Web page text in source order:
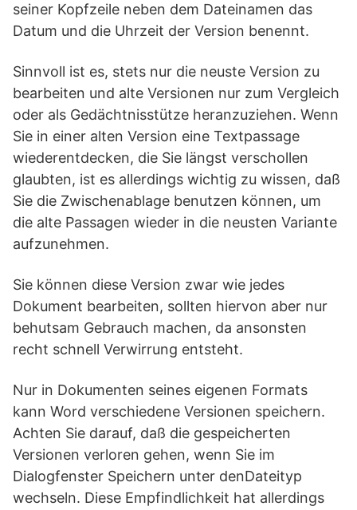
seiner Kopfzeile neben dem Dateinamen das
Datum und die Uhrzeit der Version benennt.
Sinnvoll ist es, stets nur die neuste Version zu
bearbeiten und alte Versionen nur zum Vergleich
oder als Gedächtnisstütze heranzuziehen. Wenn
Sie in einer alten Version eine Textpassage
wiederentdecken, die Sie längst verschollen
glaubten, ist es allerdings wichtig zu wissen, daß
Sie die Zwischenablage benutzen können, um
die alte Passagen wieder in die neusten Variante
aufzunehmen.
Sie können diese Version zwar wie jedes
Dokument bearbeiten, sollten hiervon aber nur
behutsam Gebrauch machen, da ansonsten
recht schnell Verwirrung entsteht.
Nur in Dokumenten seines eigenen Formats
kann Word verschiedene Versionen speichern.
Achten Sie darauf, daß die gespeicherten
Versionen verloren gehen, wenn Sie im
Dialogfenster Speichern unter denDateityp
wechseln. Diese Empfindlichkeit hat allerdings